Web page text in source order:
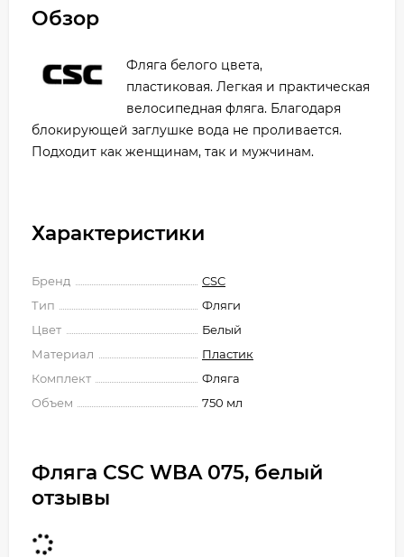
Обзор
Фляга белого цвета,
пластиковая. Легкая и практическая
велосипедная фляга. Благодаря
блокирующей заглушке вода не проливается.
Подходит как женщинам, так и мужчинам.
Характеристики
Бренд
CSC
Тип
Фляги
Цвет
Белый
Материал
Пластик
Комплект
Фляга
Объем
750 мл
Фляга CSC WBA 075, белый
отзывы